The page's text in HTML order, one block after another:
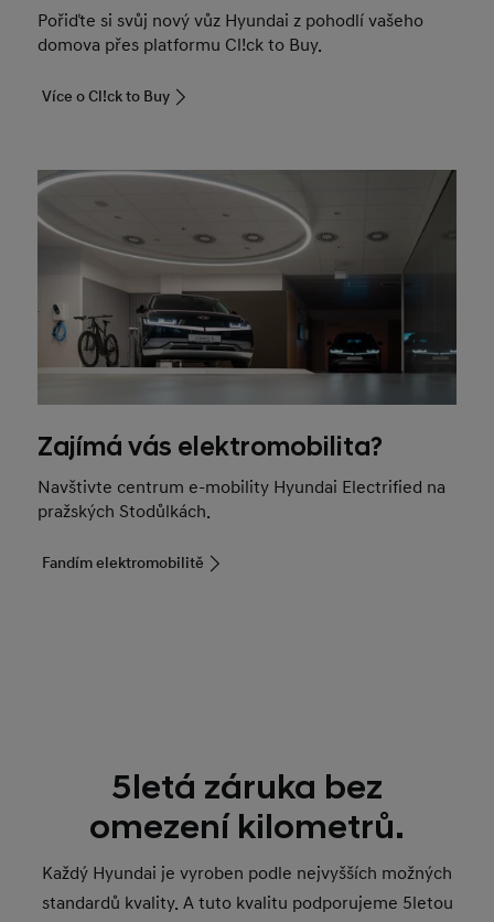
Pořiďte si svůj nový vůz Hyundai z pohodlí vašeho
domova přes platformu Cl!ck to Buy.
Více o Cl!ck to Buy
Zajímá vás elektromobilita?
Navštivte centrum e-mobility Hyundai Electrified na
pražských Stodůlkách.
Fandím elektromobilitě
5letá záruka bez
omezení kilometrů.
Každý Hyundai je vyroben podle nejvyšších možných
standardů kvality. A tuto kvalitu podporujeme 5letou